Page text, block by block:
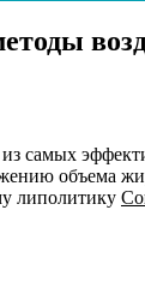
самых
объема
липолитику